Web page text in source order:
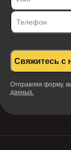
Свяжитесь с
Отправляя форму,
данных.